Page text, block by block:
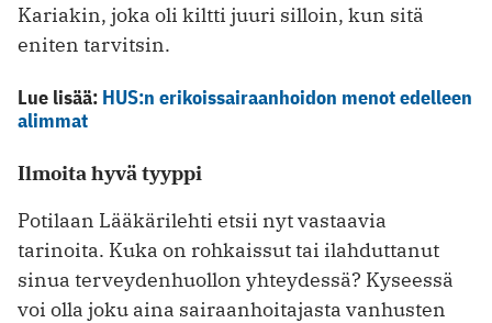
Kariakin, joka oli kiltti juuri silloin, kun sitä
eniten tarvitsin.
Lue lisää: HUS:n erikoissairaanhoidon menot edelleen
alimmat
Ilmoita hyvä tyyppi
Potilaan Lääkärilehti etsii nyt vastaavia
tarinoita. Kuka on rohkaissut tai ilahduttanut
sinua terveydenhuollon yhteydessä? Kyseessä
voi olla joku aina sairaanhoitajasta vanhusten